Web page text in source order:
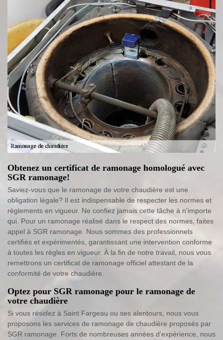
Obtenez un certificat de ramonage homologué avec
SGR ramonage!
Saviez-vous que le ramonage de votre chaudière est une
obligation légale? Il est indispensable de respecter les normes et
règlements en vigueur. Ne confiez jamais cette tâche à n'importe
qui. Pour un ramonage réalisé dans le respect des normes, faites
appel à SGR ramonage. Nous sommes des professionnels
certifiés et expérimentés, garantissant une intervention conforme
à toutes les règles en vigueur. À la fin de notre travail, nous vous
remettrons un certificat de ramonage officiel attestant de la
conformité de votre chaudière.
Optez pour SGR ramonage pour le ramonage de
votre chaudière
Si vous résidez à Saint Fargeau ou ses alentours, nous vous
proposons les services de ramonage de chaudière proposés par
SGR ramonage. Forts de nombreuses années d'expérience, nous